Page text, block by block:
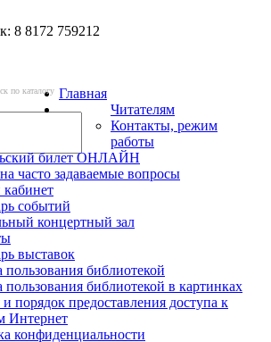
8 8172 759212
по каталогу Главная
Читателям
Контакты, режим
работы
билет ОНЛАЙН
часто задаваемые вопросы
событий
концертный зал
выставок
пользования библиотекой
пользования библиотекой в картинках
порядок предоставления доступа к
Интернет
конфиденциальности